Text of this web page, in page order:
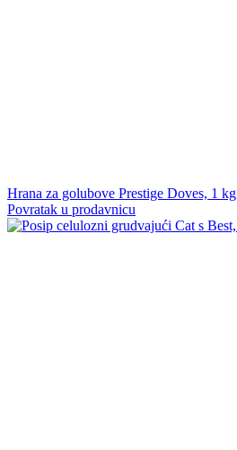
Hrana za golubove Prestige Doves, 1 kg
Povratak u prodavnicu